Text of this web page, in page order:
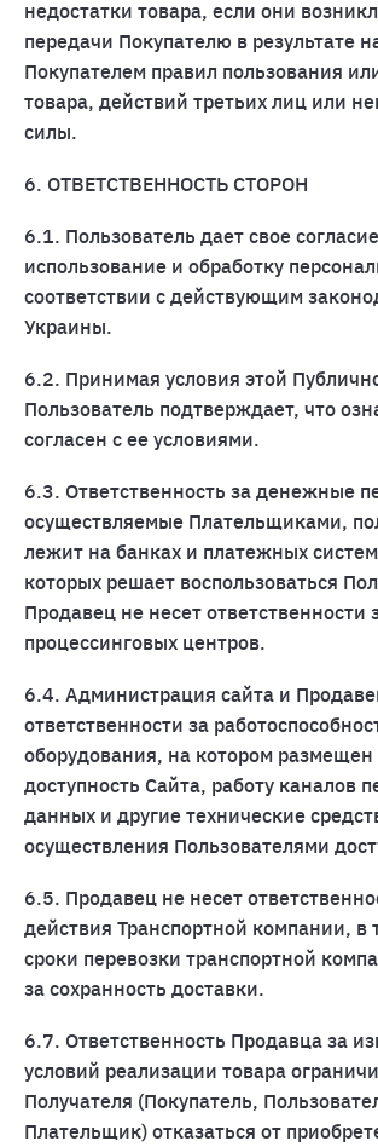
недостатки товара, если они
передачи Покупателю в результате
Покупателем правил пользования
товара, действий третьих лиц или
силы.
6. ОТВЕТСТВЕННОСТЬ СТОРОН
6.1. Пользователь дает свое
использование и обработку
соответствии с действующим
Украины.
6.2. Принимая условия этой
Пользователь подтверждает, что
согласен с ее условиями.
6.3. Ответственность за денежные
осуществляемые Плательщиками,
лежит на банках и платежных
которых решает воспользоваться
Продавец не несет ответственности
процессинговых центров.
6.4. Администрация сайта и
ответственности за
оборудования, на котором размещен
доступность Сайта, работу каналов
данных и другие технические
осуществления Пользователями
6.5. Продавец не несет
действия Транспортной компании, в
сроки перевозки транспортной
за сохранность доставки.
6.7. Ответственность Продавца за
условий реализации товара
Получателя (Покупатель,
Плательщик) отказаться от